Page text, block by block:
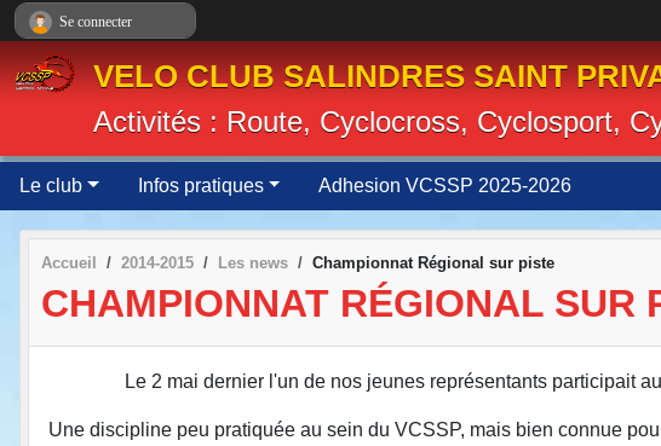
VELO CLUB SALINDRES SAINT
Activités : Route, Cyclocross, Cyclosport,
Le club Infos pratiques Adhesion VCSSP 2025-2026
Accueil 2014-2015 Les news Championnat Régional sur piste
CHAMPIONNAT RÉGIONAL SUR
Le 2 mai dernier l'un de nos jeunes représentants participait
Une discipline peu pratiquée au sein du VCSSP, mais bien connue
Se connecter
Panneau de gestion des cookies